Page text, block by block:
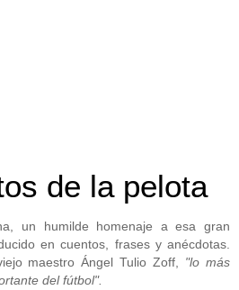
de la pelota
un humilde homenaje a esa gran
en cuentos, frases y anécdotas.
maestro Ángel Tulio Zoff, "lo más
del fútbol".